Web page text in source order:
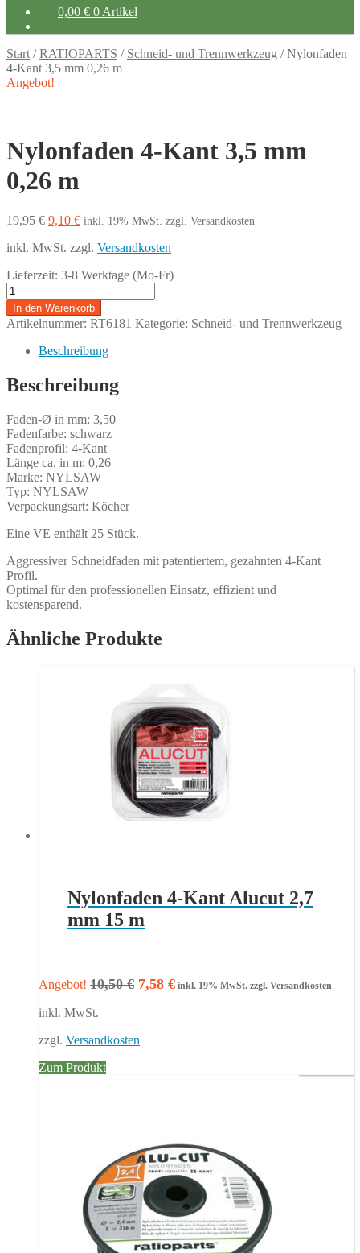
0,00 € 0 Artikel
Start /RATIOPARTS / Schneid- und Trennwerkzeug /Nylonfaden
4-Kant 3,5 mm 0,26 m
Angebot!
Nylonfaden 4-Kant 3,5 mm
0,26 m
19,95€ Ursprünglicher
war:
9,10 €Aktueller
ist:
inkl. 19% MwSt. zzgl. Versandkosten
inkl. MwSt. zzgl. Versandkosten
Lieferzeit: 3-8 Werktage (Mo-Fr)
Nylonfaden
4-
Kant
3,5
m
Menge
In den Warenkorb
Artikelnummer: RT6181 Kategorie: Schneid- und Trennwerkzeug
Beschreibung
Beschreibung
Faden-Ø in mm: 3,50
Fadenfarbe: schwarz
Fadenprofil: 4-Kant
Länge ca. in m: 0,26
Marke: NYLSAW
Typ: NYLSAW
Verpackungsart: Köcher
Eine VE enthält 25 Stück.
Aggressiver Schneidfaden mit patentiertem, gezahnten 4-Kant
Profil.
Optimal für den professionellen Einsatz, effizient und
kostensparend.
Ähnliche Produkte
Nylonfaden 4-Kant Alucut 2,7
mm 15 m
Angebot! 10,50€ Ursprünglicher
10,50 €
7,58 €Aktueller
inkl. 19% MwSt. zzgl. Versandkosten
inkl. MwSt.
zzgl. Versandkosten
Zum Produkt